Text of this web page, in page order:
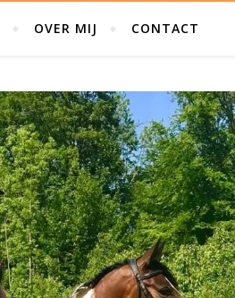
OVER MIJ CONTACT